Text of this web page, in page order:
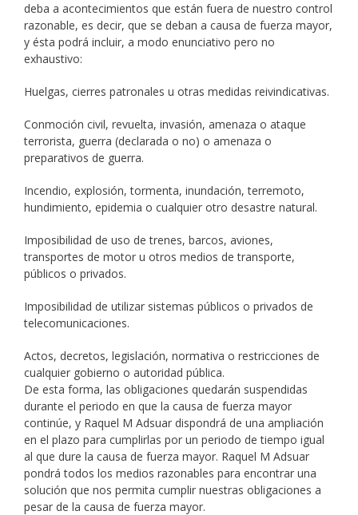
deba a acontecimientos que están fuera de nuestro control
razonable, es decir, que se deban a causa de fuerza mayor,
y ésta podrá incluir, a modo enunciativo pero no
exhaustivo:
Huelgas, cierres patronales u otras medidas reivindicativas.
Conmoción civil, revuelta, invasión, amenaza o ataque
terrorista, guerra (declarada o no) o amenaza o
preparativos de guerra.
Incendio, explosión, tormenta, inundación, terremoto,
hundimiento, epidemia o cualquier otro desastre natural.
Imposibilidad de uso de trenes, barcos, aviones,
transportes de motor u otros medios de transporte,
públicos o privados.
Imposibilidad de utilizar sistemas públicos o privados de
telecomunicaciones.
Actos, decretos, legislación, normativa o restricciones de
cualquier gobierno o autoridad pública.
De esta forma, las obligaciones quedarán suspendidas
durante el periodo en que la causa de fuerza mayor
continúe, y Raquel M Adsuar dispondrá de una ampliación
en el plazo para cumplirlas por un periodo de tiempo igual
al que dure la causa de fuerza mayor. Raquel M Adsuar
pondrá todos los medios razonables para encontrar una
solución que nos permita cumplir nuestras obligaciones a
pesar de la causa de fuerza mayor.